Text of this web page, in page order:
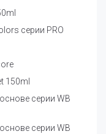
серии PRO
150ml
серии WB
серии WB